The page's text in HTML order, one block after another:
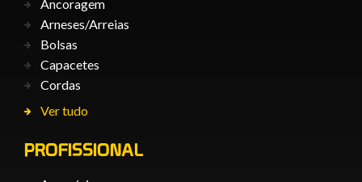
Ancoragem
Arneses/Arreias
Bolsas
Capacetes
Cordas
Ver tudo
PROFISSIONAL